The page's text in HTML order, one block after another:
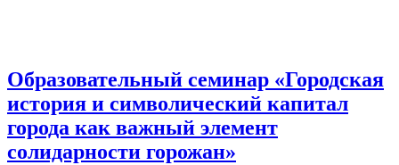
Образовательный семинар «Городская
история и символический капитал
города как важный элемент
солидарности горожан»